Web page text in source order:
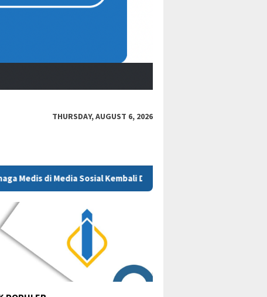
THURSDAY, AUGUST 6, 2026
Dipertanyakan Polres Kukar Geledah Rumah